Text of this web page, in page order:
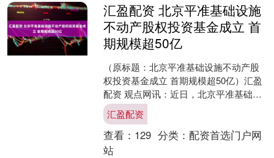
汇盈配资 北京平准基础设施
不动产股权投资基金成立 首
期规模超50亿
（原标题：北京平准基础设施不动产股
权投资基金成立 首期规模超50亿）汇盈
配资 观点网讯：近日，北京平准基础设
施不动产股权投资基金合伙企业（有限
合伙）成立，执行事....
汇盈配资
查看： 129 分类： 配资首选门户网
站